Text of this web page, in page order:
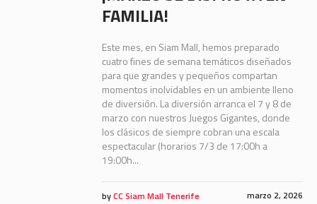
FAMILIA!
Este mes, en Siam Mall, hemos preparado
cuatro fines de semana temáticos diseñados
para que grandes y pequeños compartan
momentos inolvidables en un ambiente lleno
de diversión. La diversión arranca el 7 y 8 de
marzo con nuestros Juegos Gigantes, donde
los clásicos de siempre cobran una escala
espectacular (horarios 7/3 de 17:00h a
19:00h...
marzo 2, 2026
byCC Siam Mall Tenerife